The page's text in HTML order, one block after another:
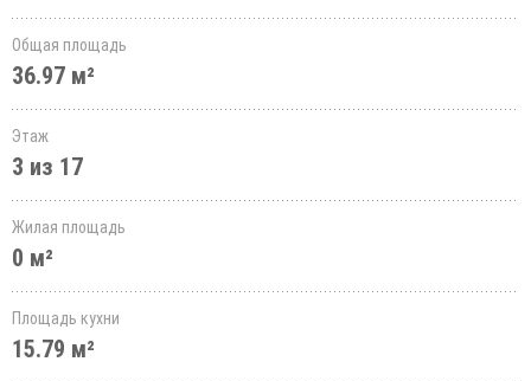
Общая площадь
36.97 м²
Этаж
3 из 17
Жилая площадь
0 м²
Площадь кухни
15.79 м²